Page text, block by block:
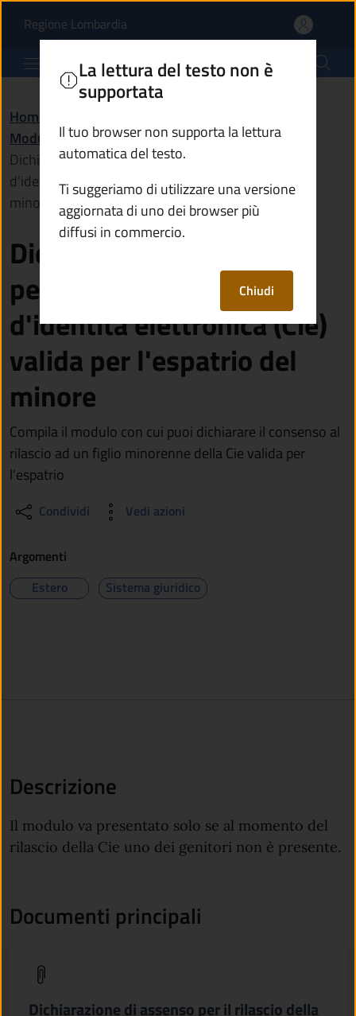
Dichiarazione di
Regione Lombardia(apre in un'altra scheda).
Comune di Ossimo
Home
Modulistica /
Dichiarazione di assenso per il rilascio della carta
d'identità elettronica (Cie) valida per l'espatrio del
minore
Dichiarazione di assenso
per il rilascio della carta
d'identità elettronica (Cie)
valida per l'espatrio del
minore
Compila il modulo con cui puoi dichiarare il consenso al
rilascio ad un figlio minorenne della Cie valida per
l'espatrio
Condividi Vedi azioni
La lettura del testo non è
supportata
Il tuo browser non supporta la lettura
automatica del testo.
Ti suggeriamo di utilizzare una versione
aggiornata di uno dei browser più
diffusi in commercio.
Chiudi
Argomenti
Estero
Sistema giuridico
Descrizione
Il modulo va presentato solo se al momento del
rilascio della Cie uno dei genitori non è presente.
Documenti principali
Dichiarazione di assenso per il rilascio della
(apre in un'altra scheda).